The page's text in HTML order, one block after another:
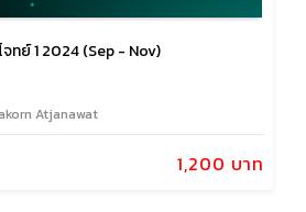
ทย์ 1 2024 (Sep - Nov)
Atjanawat
1,200 บาท